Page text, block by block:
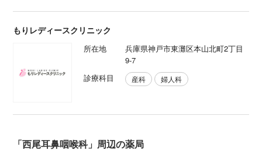
もりレディースクリニック
所在地
兵庫県神戸市東灘区本山北町2丁目
9-7
診療科目
産科 婦人科
「西尾耳鼻咽喉科」周辺の薬局